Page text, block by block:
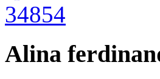
34854
Alina